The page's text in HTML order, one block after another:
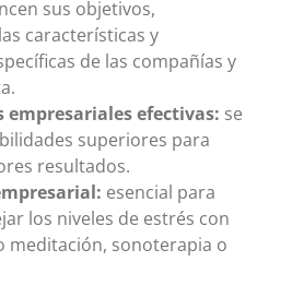
sus objetivos,
características y
de las compañías y
empresariales efectivas: se
superiores para
resultados.
esencial para
los niveles de estrés con
meditación, sonoterapia o